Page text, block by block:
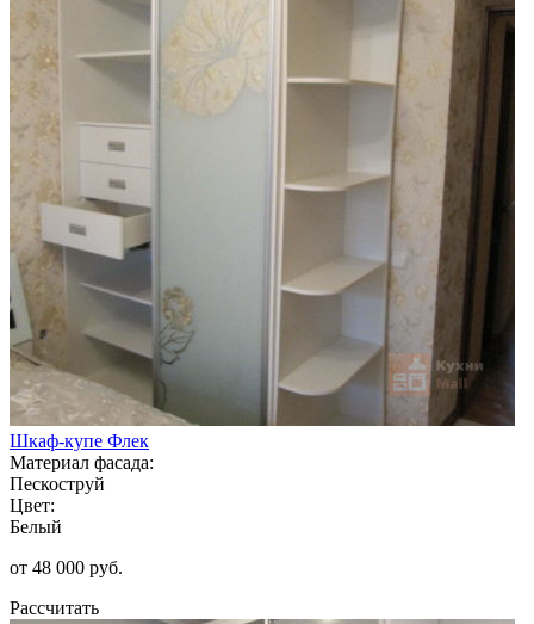
Шкаф-купе Флек
Материал фасада:
Пескоструй
Цвет:
Белый
от 48 000 руб.
Рассчитать